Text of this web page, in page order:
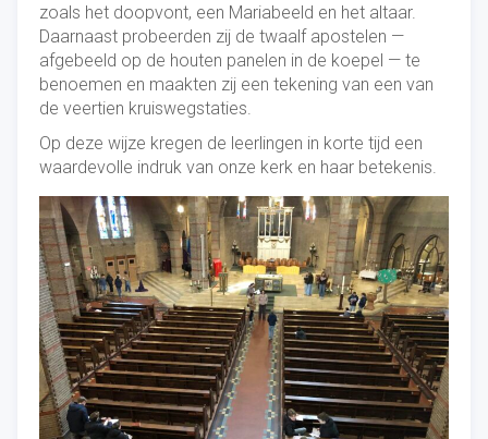
zoals het doopvont, een Mariabeeld en het altaar.
Daarnaast probeerden zij de twaalf apostelen —
afgebeeld op de houten panelen in de koepel — te
benoemen en maakten zij een tekening van een van
de veertien kruiswegstaties.
Op deze wijze kregen de leerlingen in korte tijd een
waardevolle indruk van onze kerk en haar betekenis.